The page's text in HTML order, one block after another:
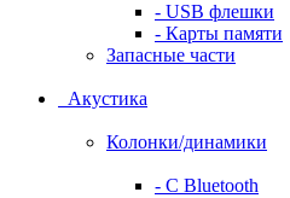
- USB флешки
- Карты памяти
Запасные части
Акустика
Колонки/динамики
- С Bluetooth